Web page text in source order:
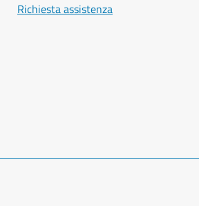
Richiesta assistenza